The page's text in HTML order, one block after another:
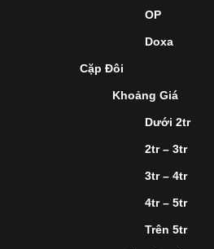
OP
Doxa
Cặp Đôi
Khoảng Giá
Dưới 2tr
2tr – 3tr
3tr – 4tr
4tr – 5tr
Trên 5tr